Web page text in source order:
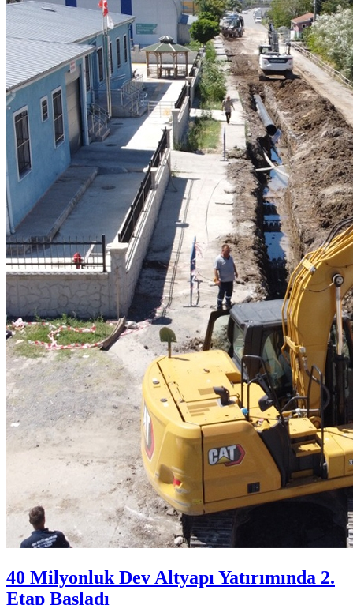
40 Milyonluk Dev Altyapı Yatırımında 2.
Etap Başladı